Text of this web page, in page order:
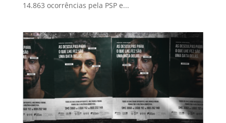
14.863 ocorrências pela PSP e...